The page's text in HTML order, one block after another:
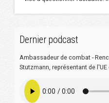
Dernier podcast
Ambassadeur de combat -
Stutzmann, représentant de